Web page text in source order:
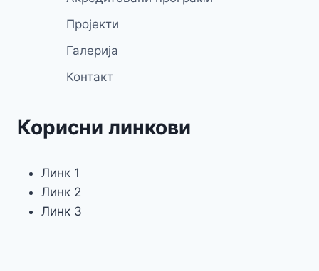
Пројекти
Галерија
Контакт
Корисни линкови
Линк 1
Линк 2
Линк 3